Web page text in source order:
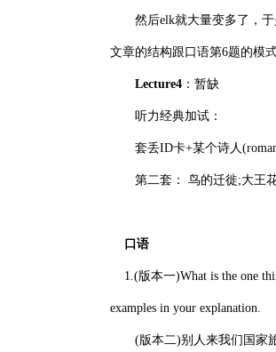
然后elk就大量变多了，于
文章的结构跟口语第6题的模
Lecture4 ：暂缺
听力经典加试：
套丢ID卡+某个诗人
第二套： 鸟的迁徙;大王花;
口语
1.(版本一)What is the one
examples in your explanation.
(版本二)别人来我们国家